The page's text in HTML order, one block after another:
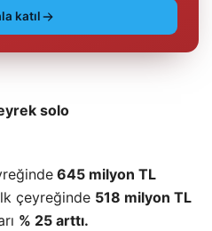
katıl
solo
645 milyon TL
ilk çeyreğinde 518 milyon TL
% 25 arttı.